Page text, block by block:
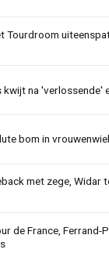
Tourdroom
na 'verlossende'
bom in
met zege, Widar
de France, Ferrand-